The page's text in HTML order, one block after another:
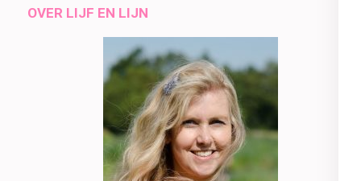
OVER LIJF EN LIJN